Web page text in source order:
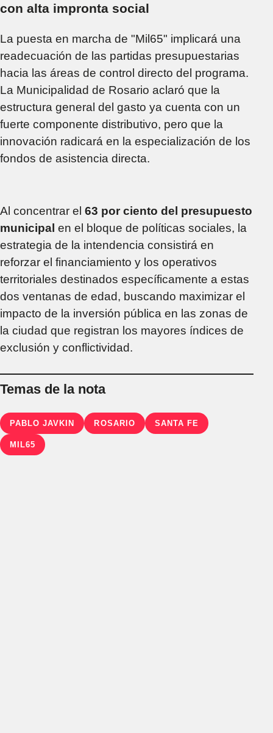
con alta impronta social
La puesta en marcha de "Mil65" implicará una
readecuación de las partidas presupuestarias
hacia las áreas de control directo del programa.
La Municipalidad de Rosario aclaró que la
estructura general del gasto ya cuenta con un
fuerte componente distributivo, pero que la
innovación radicará en la especialización de los
fondos de asistencia directa.
Al concentrar el 63 por ciento del presupuesto
municipal en el bloque de políticas sociales, la
estrategia de la intendencia consistirá en
reforzar el financiamiento y los operativos
territoriales destinados específicamente a estas
dos ventanas de edad, buscando maximizar el
impacto de la inversión pública en las zonas de
la ciudad que registran los mayores índices de
exclusión y conflictividad.
Temas de la nota
PABLO JAVKIN ROSARIO SANTA FE
MIL65